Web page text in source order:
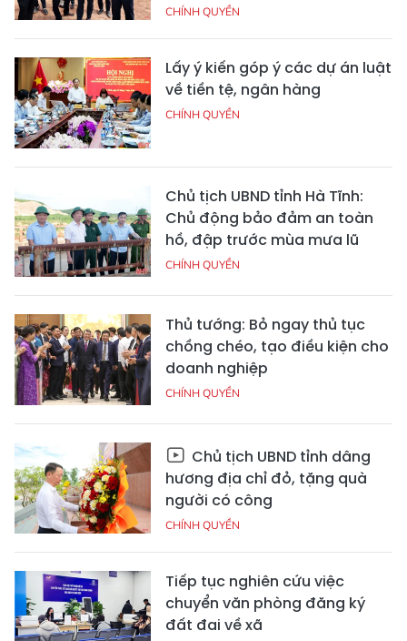
CHÍNH QUYỀN
Lấy ý kiến góp ý các dự án luật
về tiền tệ, ngân hàng
CHÍNH QUYỀN
Chủ tịch UBND tỉnh Hà Tĩnh:
Chủ động bảo đảm an toàn
hồ, đập trước mùa mưa lũ
CHÍNH QUYỀN
Thủ tướng: Bỏ ngay thủ tục
chồng chéo, tạo điều kiện cho
doanh nghiệp
CHÍNH QUYỀN
Chủ tịch UBND tỉnh dâng
hương địa chỉ đỏ, tặng quà
người có công
CHÍNH QUYỀN
Tiếp tục nghiên cứu việc
chuyển văn phòng đăng ký
đất đai về xã